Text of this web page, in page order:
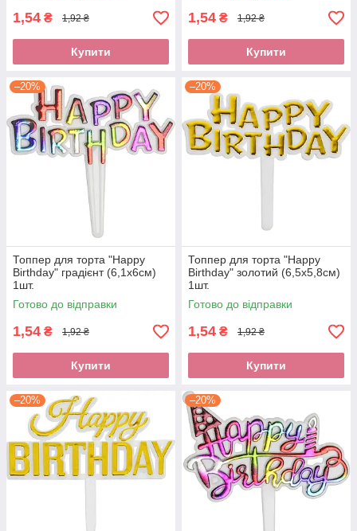
1,54 ₴ 1,92 ₴
Купити
1,54 ₴ 1,92 ₴
Купити
–20%
Топпер для торта "Happy
Birthday" градієнт (6,1х6см)
1шт.
Готово до відправки
1,54 ₴ 1,92 ₴
Купити
–20%
Топпер для торта "Happy
Birthday" золотий (6,5х5,8см)
1шт.
Готово до відправки
1,54 ₴ 1,92 ₴
Купити
–20% –20%